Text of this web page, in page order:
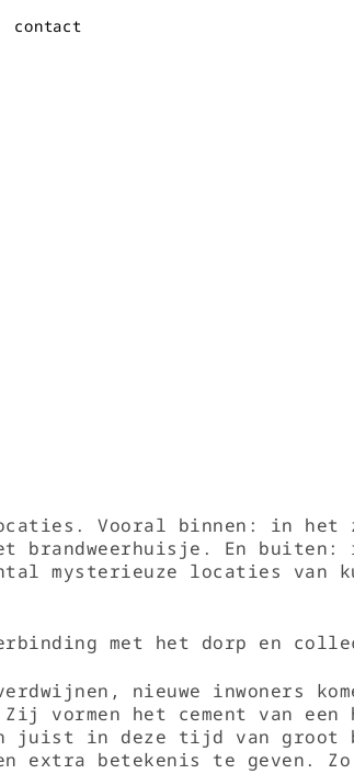
contact
Vooral binnen: in het
brandweerhuisje. En
mysterieuze locaties
met het dorp en
nieuwe inwoners
het cement van een
juist in deze tijd van groot
extra betekenis te geven.